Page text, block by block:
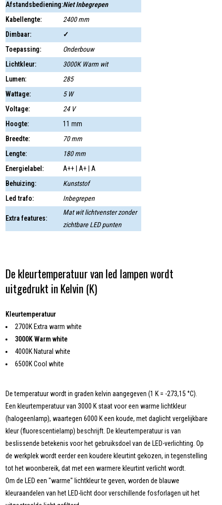
Afstandsbediening:Niet Inbegrepen
Kabellengte:
2400 mm
Dimbaar:
✓
Toepassing:
Onderbouw
Lichtkleur:
3000K Warm wit
Lumen:
285
Wattage:
5 W
Voltage:
24 V
Hoogte:
11 mm
Breedte:
70 mm
Lengte:
180 mm
Energielabel:
A++ | A+ | A
Behuizing:
Kunststof
Led trafo:
Inbegrepen
Extra features:
Mat wit lichtvenster zonder
zichtbare LED punten
De kleurtemperatuur van led lampen wordt
uitgedrukt in Kelvin (K)
Kleurtemperatuur
2700K Extra warm white
3000K Warm white
4000K Natural white
6500K Cool white
De temperatuur wordt in graden kelvin aangegeven (1 K = -273,15 °C).
Een kleurtemperatuur van 3000 K staat voor een warme lichtkleur
(halogeenlamp), waartegen 6000 K een koude, met daglicht vergelijkbare
kleur (fluorescentielamp) beschrijft. De kleurtemperatuur is van
beslissende betekenis voor het gebruiksdoel van de LED-verlichting. Op
de werkplek wordt eerder een koudere kleurtint gekozen, in tegenstelling
tot het woonbereik, dat met een warmere kleurtint verlicht wordt.
Om de LED een "warme" lichtkleur te geven, worden de blauwe
kleuraandelen van het LED-licht door verschillende fosforlagen uit het